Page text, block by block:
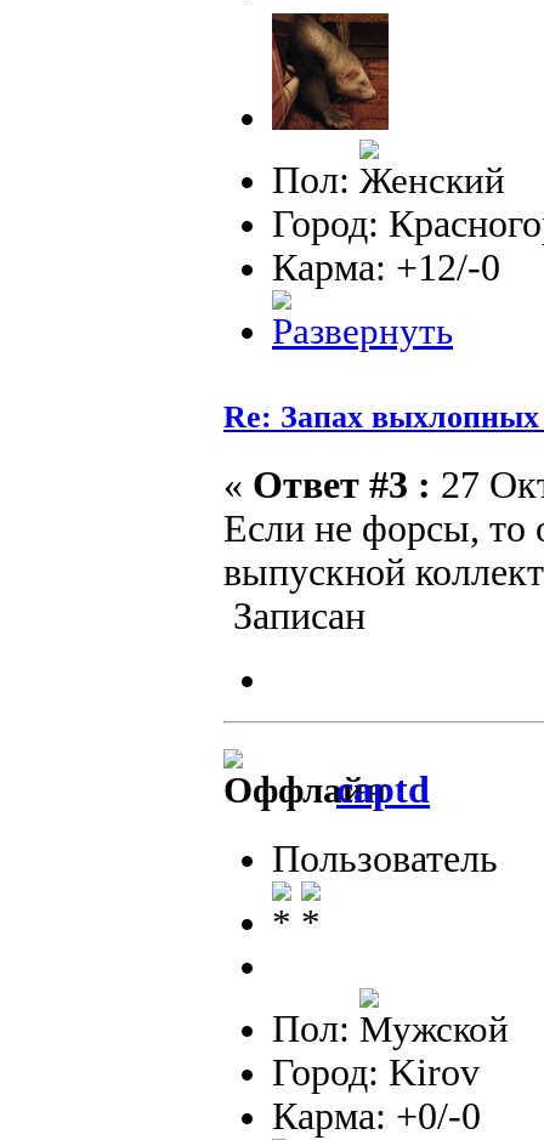
Пол:
Город:
Карма: +12/-0
Re: Запах выхлопных
« Ответ #3 : 27
Если не форсы, то
выпускной
Записан
captd
Пользователь
Пол:
Город: Kirov
Карма: +0/-0